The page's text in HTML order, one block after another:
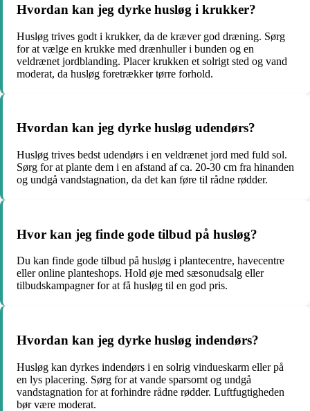
Hvordan kan jeg dyrke husløg i krukker?
Husløg trives godt i krukker, da de kræver god dræning. Sørg
for at vælge en krukke med drænhuller i bunden og en
veldrænet jordblanding. Placer krukken et solrigt sted og vand
moderat, da husløg foretrækker tørre forhold.
Hvordan kan jeg dyrke husløg udendørs?
Husløg trives bedst udendørs i en veldrænet jord med fuld sol.
Sørg for at plante dem i en afstand af ca. 20-30 cm fra hinanden
og undgå vandstagnation, da det kan føre til rådne rødder.
Hvor kan jeg finde gode tilbud på husløg?
Du kan finde gode tilbud på husløg i plantecentre, havecentre
eller online planteshops. Hold øje med sæsonudsalg eller
tilbudskampagner for at få husløg til en god pris.
Hvordan kan jeg dyrke husløg indendørs?
Husløg kan dyrkes indendørs i en solrig vindueskarm eller på
en lys placering. Sørg for at vande sparsomt og undgå
vandstagnation for at forhindre rådne rødder. Luftfugtigheden
bør være moderat.